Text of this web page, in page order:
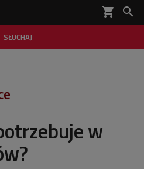
shopping_cart 
SŁUCHAJ

w